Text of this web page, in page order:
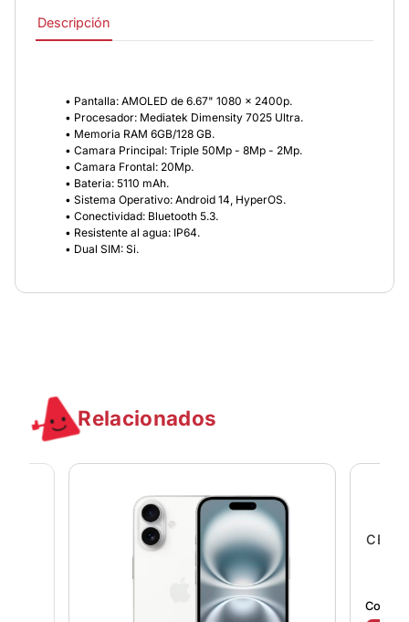
Descripción
• Pantalla: AMOLED de 6.67" 1080 x 2400p.
• Procesador: Mediatek Dimensity 7025 Ultra.
• Memoria RAM 6GB/128 GB.
• Camara Principal: Triple 50Mp - 8Mp - 2Mp.
• Camara Frontal: 20Mp.
• Bateria: 5110 mAh.
• Sistema Operativo: Android 14, HyperOS.
• Conectividad: Bluetooth 5.3.
• Resistente al agua: IP64.
• Dual SIM: Si.
Relacionados
Comprá en